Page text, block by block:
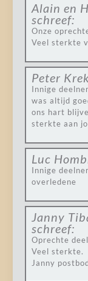
Alain en
schreef:
Onze
Veel sterkte
Peter
Innige
was altijd
ons hart
sterkte aan
Luc
Innige
overledene
Janny
schreef:
Oprechte
Veel sterkte.
Janny